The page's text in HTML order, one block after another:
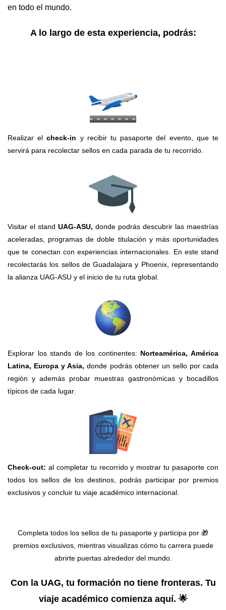
en todo el mundo.
A lo largo de esta experiencia, podrás:
Realizar elcheck-in y recibir tu pasaporte del evento, que te
servirá para recolectar sellos en cada parada de tu recorrido.
Visitar el stand UAG-ASU, donde podrás descubrir las maestrías
aceleradas, programas de doble titulación y más oportunidades
que te conectan con experiencias internacionales. En este stand
recolectarás los sellos de Guadalajara y Phoenix, representando
la alianza UAG-ASU y el inicio de tu ruta global.
Explorar los stands de los continentes: Norteamérica, América
Latina, Europa y Asia, donde podrás obtener un sello por cada
región y además probar muestras gastronómicas y bocadillos
típicos de cada lugar.
Check-out: al completar tu recorrido y mostrar tu pasaporte con
todos los sellos de los destinos, podrás participar por premios
exclusivos y concluir tu viaje académico internacional.
Completa todos los sellos de tu pasaporte y participa por 🎁
premios exclusivos, mientras visualizas cómo tu carrera puede
abrirte puertas alrededor del mundo.
Con la UAG, tu formación no tiene fronteras. Tu
viaje académico comienza aquí. 🌟